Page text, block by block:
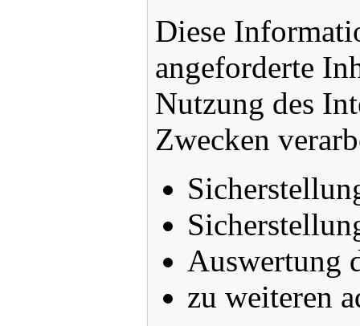
Diese
angeforderte
Nutzung des
Zwecken
Auswertung
zu weiteren